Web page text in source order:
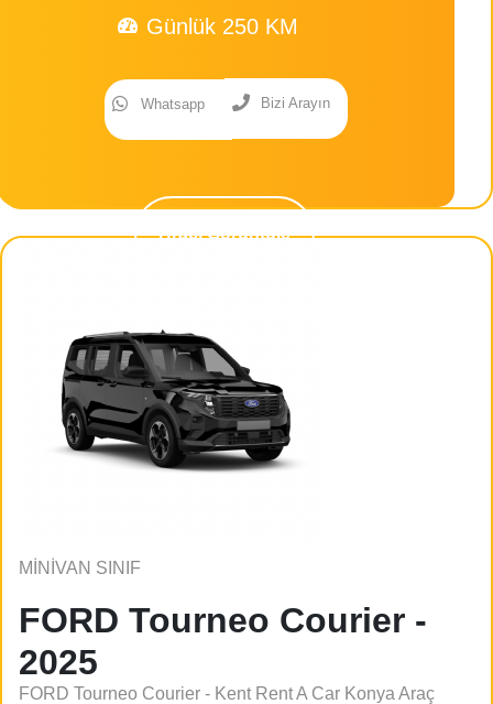
Günlük 250 KM
Whatsapp Bizi Arayın
Aracı Görüntüle
MİNİVAN SINIF
FORD Tourneo Courier -
2025
FORD Tourneo Courier - Kent Rent A Car Konya Araç